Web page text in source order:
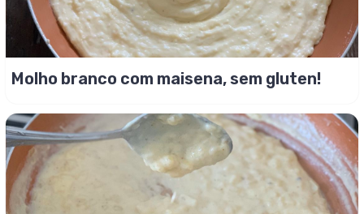
Molho branco com maisena, sem gluten!